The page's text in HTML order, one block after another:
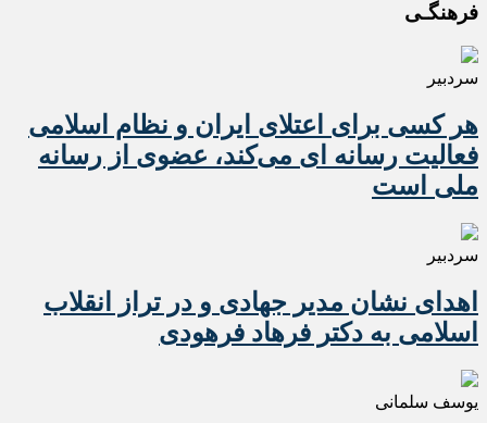
فرهنگـی
سردبیر
هر کسی برای اعتلای ایران و نظام اسلامی
فعالیت رسانه ای می‌کند، عضوی از رسانه
ملی است
سردبیر
اهدای نشان مدیر جهادی و در تراز انقلاب
اسلامی به دکتر فرهاد فرهودی
یوسف سلمانی